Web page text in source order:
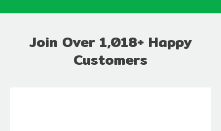
Join Over 1,018+ Happy
Customers